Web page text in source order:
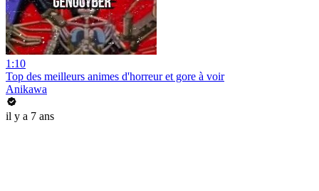
1:10
Top des meilleurs animes d'horreur et gore à voir
Anikawa
il y a 7 ans